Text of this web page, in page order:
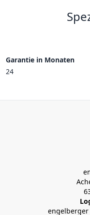
Garantie in Monaten
24
engelberger